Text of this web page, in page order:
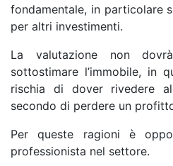
fondamentale, in particolare
per altri investimenti.
La valutazione non
sottostimare l’immobile, in
rischia di dover rivedere
secondo di perdere un
Per queste ragioni è
professionista nel settore.